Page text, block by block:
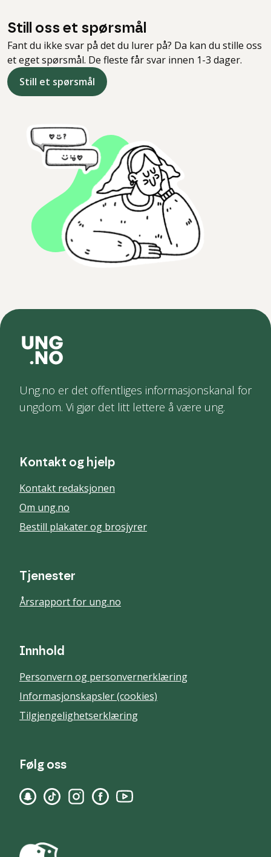
Still oss et spørsmål
Fant du ikke svar på det du lurer på? Da kan du stille oss
et eget spørsmål. De fleste får svar innen 1-3 dager.
Still et spørsmål
Ung.no er det offentliges informasjonskanal for
ungdom. Vi gjør det litt lettere å være ung.
Kontakt og hjelp
Kontakt redaksjonen
Om ung.no
Bestill plakater og brosjyrer
Tjenester
Årsrapport for ung.no
Innhold
Personvern og personvernerklæring
Informasjonskapsler (cookies)
Tilgjengelighetserklæring
Følg oss